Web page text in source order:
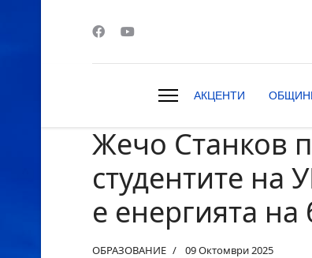
АКЦЕНТИ
Жечо Станков
студентите на
е енергията
ОБРАЗОВАНИЕ 09 Октомври 2025